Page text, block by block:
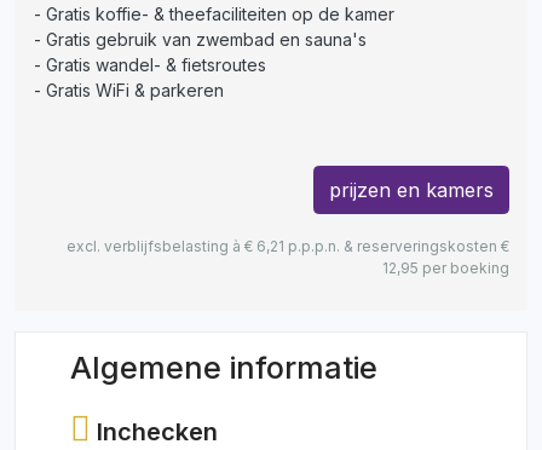
Gratis koffie- & theefaciliteiten op de kamer
Gratis gebruik van zwembad en sauna's
Gratis wandel- & fietsroutes
Gratis WiFi & parkeren
prijzen en kamers
excl. verblijfsbelasting à € 6,21 p.p.p.n. & reserveringskosten €
12,95 per boeking
Algemene informatie
Inchecken